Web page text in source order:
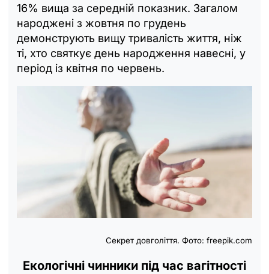
16% вища за середній показник. Загалом
народжені з жовтня по грудень
демонструють вищу тривалість життя, ніж
ті, хто святкує день народження навесні, у
період із квітня по червень.
Секрет довголіття. Фото: freepik.com
Екологічні чинники під час вагітності